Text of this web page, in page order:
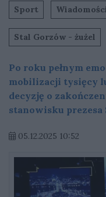
Sport
Stal Gorzów - żużel
Po roku pełnym
mobilizacji tysięcy
decyzję o
stanowisku prezesa
05.12.2025 10:52